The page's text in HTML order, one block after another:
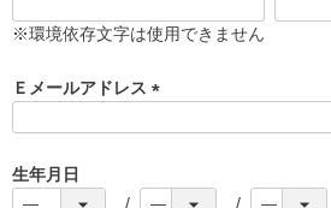
必
)
※環境依存文字は使用できません
Ｅメールアドレス
)
生年月日